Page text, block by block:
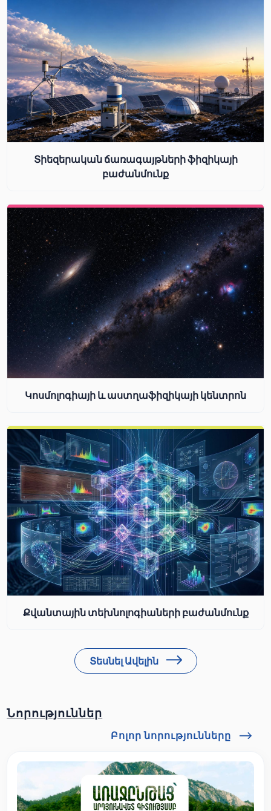
Տիեզերական ճառագայթների ֆիզիկայի
բաժանմունք
Կոսմոլոգիայի և աստղաֆիզիկայի կենտրոն
Քվանտային տեխնոլոգիաների բաժանմունք
Տեսնել Ավելին
Նորություններ
Բոլոր նորությունները